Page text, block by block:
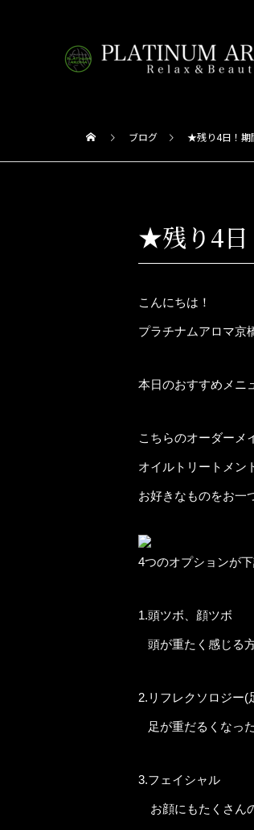
ブログ ★残り4日！期
★残り4日
こんにちは！
プラチナムアロマ京
本日のおすすめメニ
こちらのオーダーメ
オイルトリートメン
お好きなものをお一
4つのオプションが
1.頭ツボ、顔ツボ
頭が重たく感じる
2.リフレクソロジー(
足が重だるくなっ
3.フェイシャル
お顔にもたくさん